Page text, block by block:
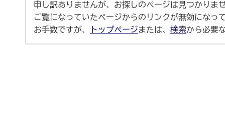
申し訳ありませんが、お探しのページは見つかりま
ご覧になっていたページからのリンクが無効になっ
お手数ですが、
トップページまたは、 検索から必要